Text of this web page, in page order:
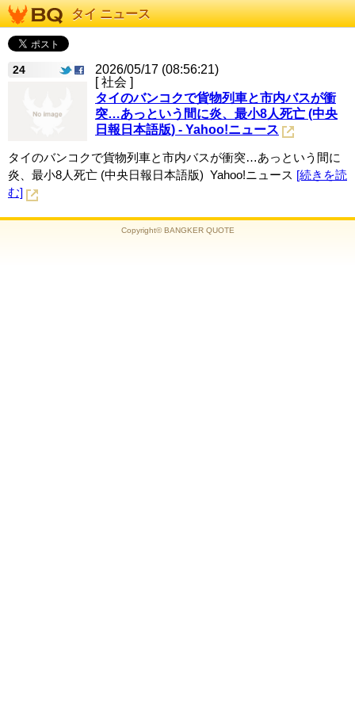
タイ ニュース
24
2026/05/17 (08:56:21)
[ 社会 ]
タイのバンコクで貨物列車と市内バスが衝
突…あっという間に炎、最小8人死亡 (中央
日報日本語版) - Yahoo!ニュース
タイのバンコクで貨物列車と市内バスが衝突…あっという間に
炎、最小8人死亡 (中央日報日本語版) Yahoo!ニュース [続きを読
む]
Copyright© BANGKER QUOTE